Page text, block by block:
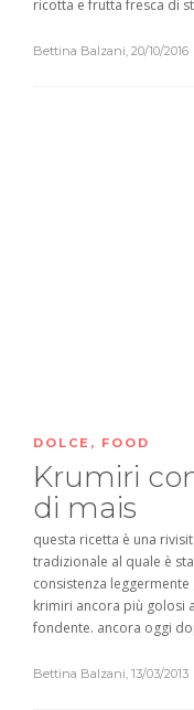
ricotta e frutta fresca di
Bettina Balzani 20/10/2016
DOLCE , FOOD
Krumiri
di mais
questa ricetta è una
tradizionale al quale è
consistenza
krimiri ancora più golosi
fondente. ancora oggi
Bettina Balzani, 13/03/2013